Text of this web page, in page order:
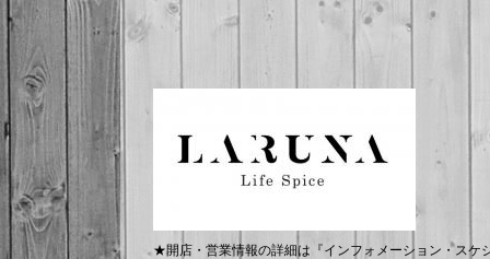
★開店・営業情報の詳細は『インフォメーション・ス